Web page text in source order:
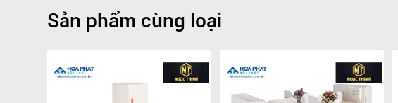
Sản phẩm cùng loại